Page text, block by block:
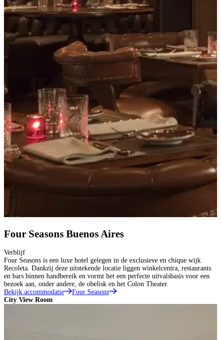
Four Seasons Buenos Aires
Verblijf
Four Seasons is een luxe hotel gelegen in de exclusieve en chique wijk
Recoleta. Dankzij deze uitstekende locatie liggen winkelcentra, restaurants
en bars binnen handbereik en vormt het een perfecte uitvalsbasis voor een
bezoek aan, onder andere, de obelisk en het Colon Theater.
Bekijk accommodatie
Four Seasons
City View Room